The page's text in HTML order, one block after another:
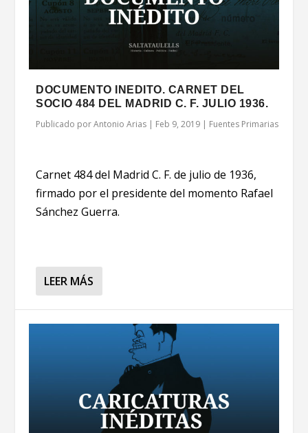
DOCUMENTO INEDITO. CARNET DEL
SOCIO 484 DEL MADRID C. F. JULIO 1936.
Publicado porAntonio Arias | Feb 9, 2019 | Fuentes Primarias
Carnet 484 del Madrid C. F. de julio de 1936,
firmado por el presidente del momento Rafael
Sánchez Guerra.
LEER MÁS